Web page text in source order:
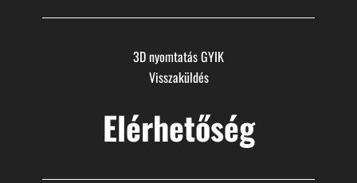
3D nyomtatás GYIK
Visszaküldés
Elérhetőség